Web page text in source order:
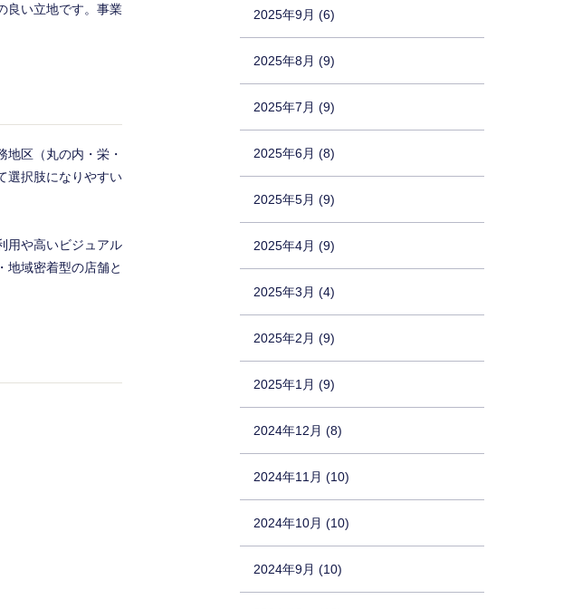
良い立地です。事業
区（丸の内・栄・
選択肢になりやすい
用や高いビジュアル
地域密着型の店舗と
2025年9月 (6)
2025年8月 (9)
2025年7月 (9)
2025年6月 (8)
2025年5月 (9)
2025年4月 (9)
2025年3月 (4)
2025年2月 (9)
2025年1月 (9)
2024年12月 (8)
2024年11月 (10)
2024年10月 (10)
2024年9月 (10)